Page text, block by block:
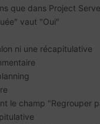
que dans Project
vaut "Oui"
ni une récapitulative
le champ "Regrouper